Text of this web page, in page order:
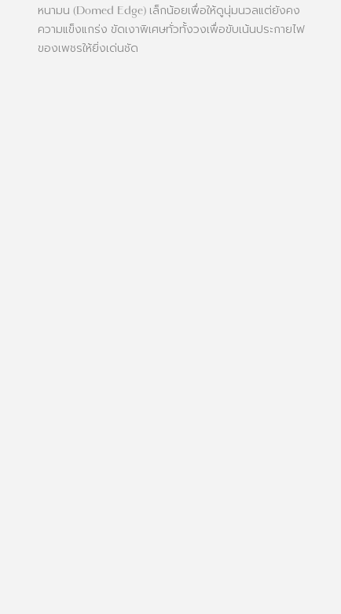
หนามน (Domed Edge) เล็กน้อยเพื่อให้ดูนุ่มนวลแต่ยังคง
ความแข็งแกร่ง ขัดเงาพิเศษทั่วทั้งวงเพื่อขับเน้นประกายไฟ
ของเพชรให้ยิ่งเด่นชัด